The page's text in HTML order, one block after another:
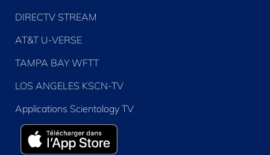
DIRECTV STREAM
AT&T U-VERSE
TAMPA BAY WFTT
LOS ANGELES KSCN-TV
Applications Scientology TV